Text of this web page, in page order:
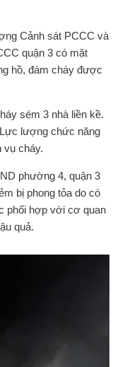
Cảnh sát PCCC và
quận 3 có mặt
hồ, đám cháy được
sém 3 nhà liền kề.
lượng chức năng
vụ cháy.
phường 4, quận 3
bị phong tỏa do có
phối hợp với cơ quan
quả.